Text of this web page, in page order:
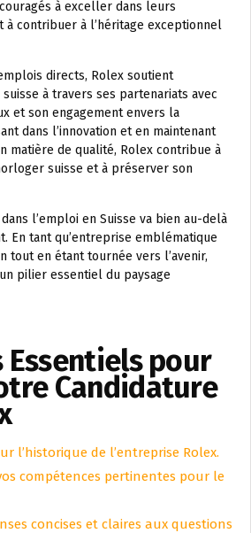
à exceller dans leurs
à contribuer à l’héritage exceptionnel
directs, Rolex soutient
à travers ses partenariats avec
et son engagement envers la
dans l’innovation et en maintenant
matière de qualité, Rolex contribue à
suisse et à préserver son
l’emploi en Suisse va bien au-delà
En tant qu’entreprise emblématique
tout en étant tournée vers l’avenir,
pilier essentiel du paysage
Essentiels pour
Candidature
l’historique de l’entreprise Rolex.
compétences pertinentes pour le
concises et claires aux questions